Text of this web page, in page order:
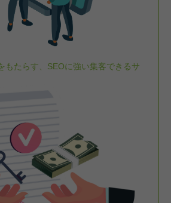
もたらす、SEOに強い集客できるサ